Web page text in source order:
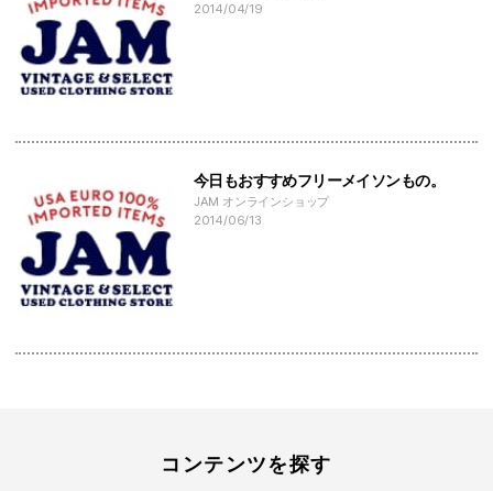
2014/04/19
今日もおすすめフリーメイソンもの。
JAM オンラインショップ
2014/06/13
コンテンツを探す